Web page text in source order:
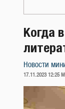
Когда
Новости
ОПУБЛИКОВАНО
17.11.2023 12:25